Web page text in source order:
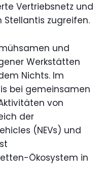
Vertriebsnetz und
zugreifen.
und
Werkstätten
Nichts. Im
bei gemeinsamen
von
der
(NEVs) und
Ökosystem in